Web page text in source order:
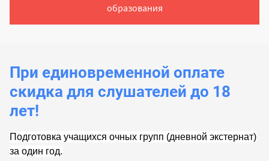
образования
При единовременной оплате
скидка для слушателей до 18
лет!
Подготовка учащихся очных групп (дневной экстернат)
за один год.